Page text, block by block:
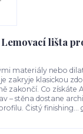
Lemovací lišta
materiály nebo
zakryje klasickou
zakončí. Co získáte
– stěna dostane
Čistý finishing...